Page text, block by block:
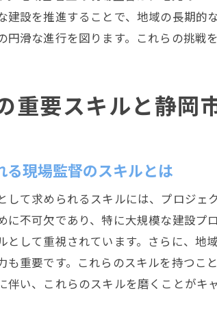
静岡
効率
静岡
静岡
現場
建設を推進することで、地域の長期
円滑な進行を図ります。これらの挑戦
重要スキルと静岡
る現場監督のスキルとは
して求められるスキルには、プロジ
に不可欠であり、特に大規模な建設
として重視されています。さらに、
も重要です。これらのスキルを持つこ
伴い、これらのスキルを磨くことがキ